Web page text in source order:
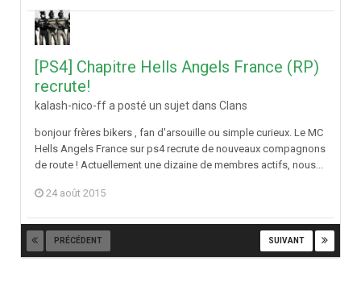
[PS4] Chapitre Hells Angels France (RP)
recrute!
kalash-nico-ff a posté un sujet dans Clans
bonjour frères bikers , fan d'arsouille ou simple curieux. Le MC
Hells Angels France sur ps4 recrute de nouveaux compagnons
de route ! Actuellement une dizaine de membres actifs, nous...
24 août 2015
PRÉCÉDENT SUIVANT